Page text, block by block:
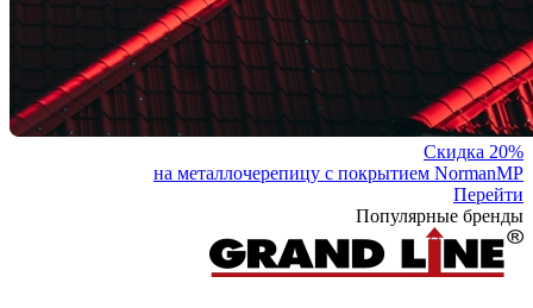
Скидка 20%
на металлочерепицу с покрытием NormanMP
Перейти
Популярные бренды